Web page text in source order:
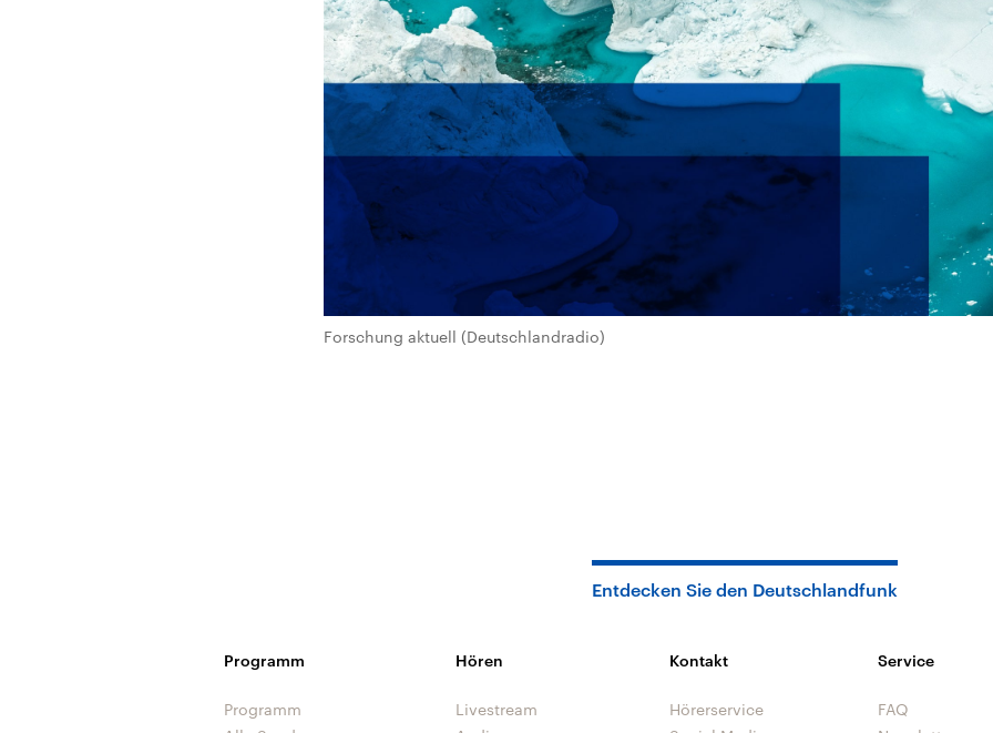
Forschung aktuell (Deutschlandradio)
Entdecken Sie den Deutschlandfunk
Programm
Programm
Hören
Livestream
Kontakt
Hörerservice
Service
FAQ